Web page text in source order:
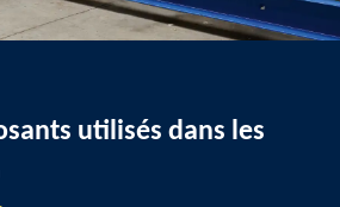
utilisés dans les